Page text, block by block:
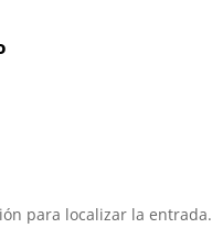
para localizar la entrada.